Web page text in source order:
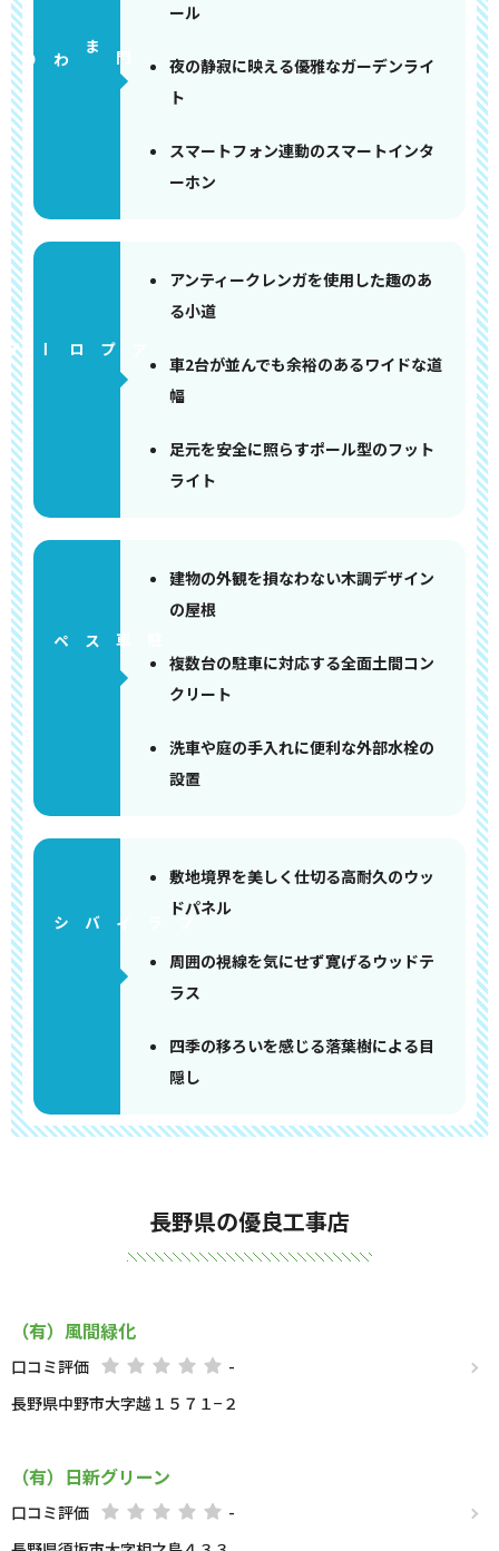
門まわり
ール
夜の静寂に映える優雅なガーデンライ
ト
スマートフォン連動のスマートインタ
ーホン
アプローチ
アンティークレンガを使用した趣のあ
る小道
車2台が並んでも余裕のあるワイドな道
幅
足元を安全に照らすポール型のフット
ライト
建物の外観を損なわない木調デザイン
の屋根
複数台の駐車に対応する全面土間コン
クリート
洗車や庭の手入れに便利な外部水栓の
設置
敷地境界を美しく仕切る高耐久のウッ
ドパネル
周囲の視線を気にせず寛げるウッドテ
ラス
四季の移ろいを感じる落葉樹による目
隠し
長野県の優良工事店
（有）風間緑化
口コミ評価
-
長野県中野市大字越１５７１−２
（有）日新グリーン
口コミ評価
-